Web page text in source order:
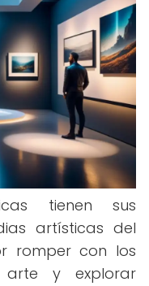
tienen sus
artísticas del
romper con los
arte y explorar